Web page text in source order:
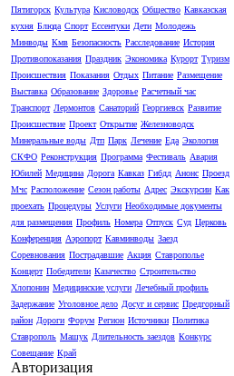
Пятигорск Культура Кисловодск Общество Кавказская
кухня Блюда Спорт Ессентуки Дети Молодежь
Минводы Кмв Безопасность Расследование История
Противопоказания Праздник Экономика Курорт Туризм
Происшествия Показания Отдых Питание Размещение
Выставка Образование Здоровье Расчетный час
Транспорт Лермонтов Санаторий Георгиевск Развитие
Происшествие Проект Открытие Железноводск
Минеральные воды Дтп Парк Лечение Еда Экология
СКФО Реконструкция Программа Фестиваль Авария
Юбилей Медицина Дорога Кавказ Гибдд Анонс Проезд
Мчс Расположение Сезон работы Адрес Экскурсии Как
проехать Процедуры Услуги Необходимые документы
для размещения Профиль Номера Отпуск Суд Церковь
Конференция Аэропорт Кавминводы Заезд
Соревнования Пострадавшие Акция Ставрополье
Концерт Победители Казачество Строительство
Хлопонин Медицинские услуги Лечебный профиль
Задержание Уголовное дело Досуг и сервис Предгорный
район Дороги Форум Регион Источники Политика
Ставрополь Машук Длительность заездов Конкурс
Совещание Край
Авторизация